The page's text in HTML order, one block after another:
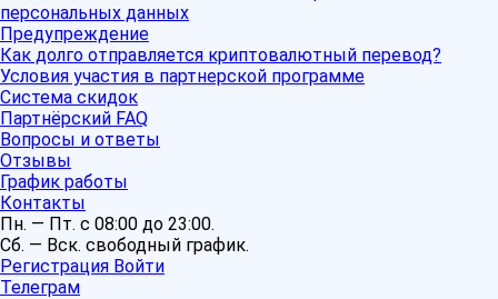
персональных данных
Предупреждение
Как долго отправляется криптовалютный перевод?
Условия участия в партнерской программе
Система скидок
Партнёрский FAQ
Вопросы и ответы
Отзывы
График работы
Контакты
Пн. — Пт. с 08:00 до 23:00.
Сб. — Вск. свободный график.
Регистрация Войти
Телеграм